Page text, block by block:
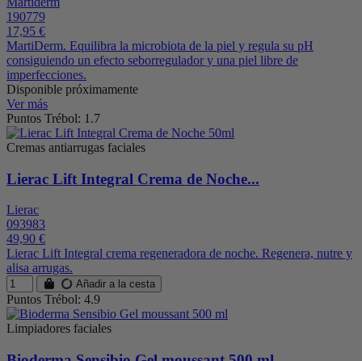
190779
17,95 €
MartiDerm. Equilibra la microbiota de la piel y regula su pH
consiguiendo un efecto seborregulador y una piel libre de
imperfecciones.
Disponible próximamente
Ver más
Puntos Trébol: 1.7
Cremas antiarrugas faciales
Lierac Lift Integral Crema de Noche...
Lierac
093983
49,90 €
Lierac Lift Integral crema regeneradora de noche. Regenera, nutre y
alisa arrugas.
Añadir a la cesta
Puntos Trébol: 4.9
Limpiadores faciales